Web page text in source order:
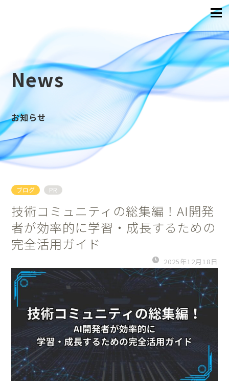
News
お知らせ
ブログ PR
技術コミュニティの総集編！AI開発
者が効率的に学習・成長するための
完全活用ガイド
2025年12月18日